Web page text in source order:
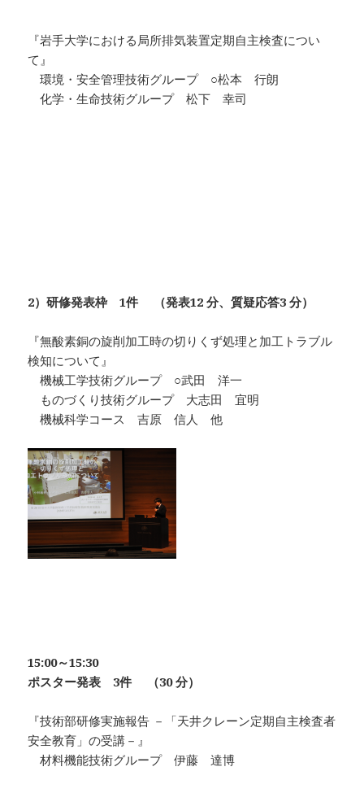
『岩手大学における局所排気装置定期自主検査につい
て』
環境・安全管理技術グループ ○松本 行朗
化学・生命技術グループ 松下 幸司
2）研修発表枠 1件 （発表12 分、質疑応答3 分）
『無酸素銅の旋削加工時の切りくず処理と加工トラブル
検知について』
機械工学技術グループ ○武田 洋一
ものづくり技術グループ 大志田 宜明
機械科学コース 吉原 信人 他
15:00～15:30
ポスター発表 3件
（30 分）
『技術部研修実施報告 －「天井クレーン定期自主検査者
安全教育」の受講－』
材料機能技術グループ 伊藤 達博